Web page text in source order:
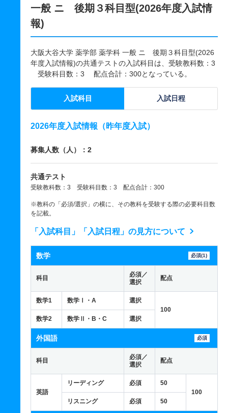
一般 ニ 後期３科目型(2026年度入試情
報)
大阪大谷大学 薬学部 薬学科 一般 ニ 後期３科目型(2026
年度入試情報)の共通テストの入試科目は、受験教科数：3
受験科目数：3 配点合計：300となっている。
入試科目 入試日程
2026年度入試情報（昨年度入試）
募集人数（人）：2
共通テスト
受験教科数：3 受験科目数：3 配点合計：300
※教科の「必須/選択」の横に、その教科を受験する際の必要科目数
を記載。
「入試科目」「入試日程」の見方について
数学 必須(1)
科目
必須／
選択
配点
数学1 数学Ⅰ・A
選択
100
数学2
数学Ⅱ・B・C 選択
外国語 必須
科目
必須／
選択
配点
英語
リーディング 必須
50
100
リスニング
必須 50